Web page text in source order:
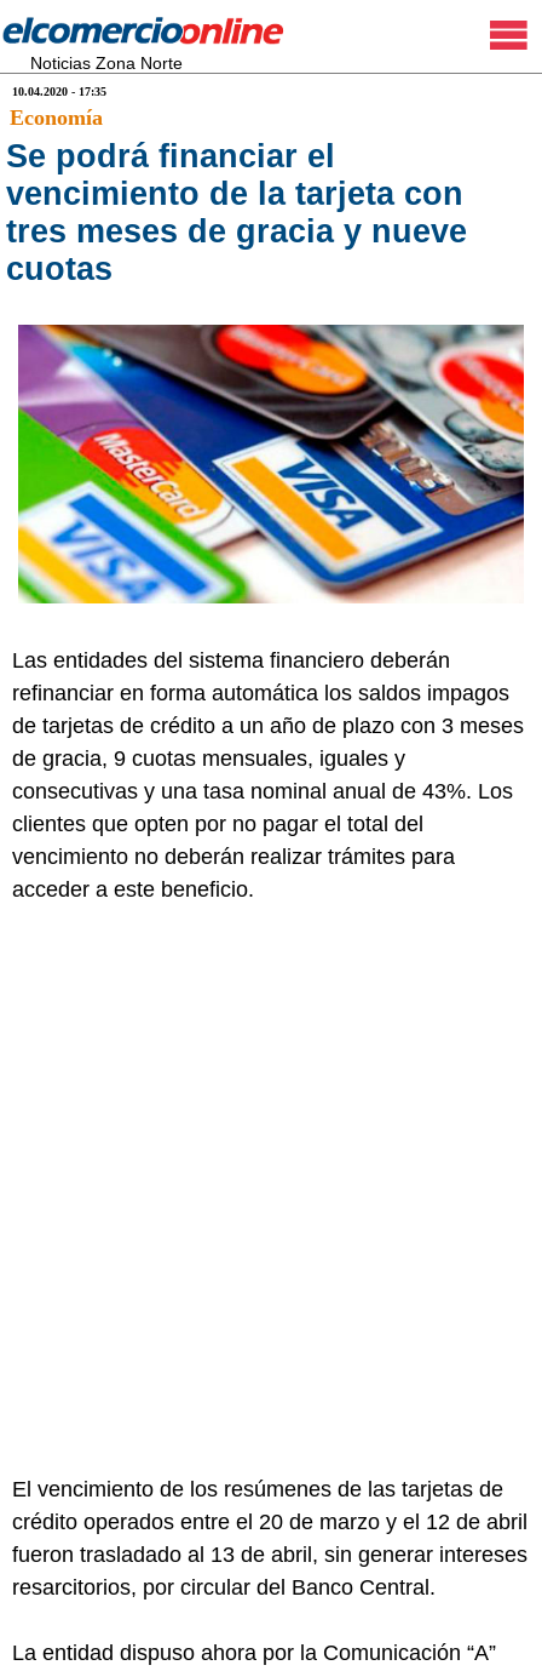
Noticias Zona Norte
10.04.2020 - 17:35
Economía
Se podrá financiar el
vencimiento de la tarjeta con
tres meses de gracia y nueve
cuotas
Las entidades del sistema financiero deberán
refinanciar en forma automática los saldos impagos
de tarjetas de crédito a un año de plazo con 3 meses
de gracia, 9 cuotas mensuales, iguales y
consecutivas y una tasa nominal anual de 43%. Los
clientes que opten por no pagar el total del
vencimiento no deberán realizar trámites para
acceder a este beneficio.
El vencimiento de los resúmenes de las tarjetas de
crédito operados entre el 20 de marzo y el 12 de abril
fueron trasladado al 13 de abril, sin generar intereses
resarcitorios, por circular del Banco Central.
La entidad dispuso ahora por la Comunicación “A”